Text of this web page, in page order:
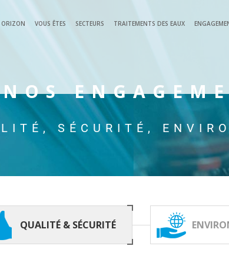
ORIZON VOUS ÊTES SECTEURS TRAITEMENTS DES EAUX
NOS
SÉCURITÉ,
QUALITÉ & SÉCURITÉ